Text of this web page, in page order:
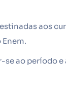
aos
se ao período